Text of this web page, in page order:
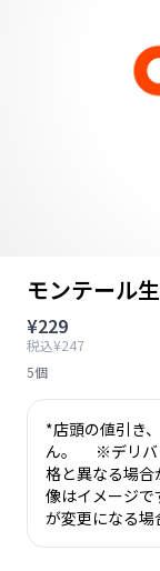
モンテール
¥229
税込¥247
5個
*店頭の値引き
ん。 ※デリバ
格と異なる場
像はイメージ
が変更になる場